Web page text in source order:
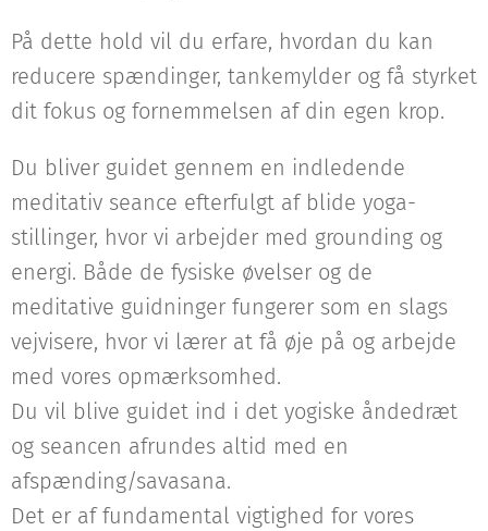
På dette hold vil du erfare, hvordan du kan
reducere spændinger, tankemylder og få styrket
dit fokus og fornemmelsen af din egen krop.
Du bliver guidet gennem en indledende
meditativ seance efterfulgt af blide yoga-
stillinger, hvor vi arbejder med grounding og
energi. Både de fysiske øvelser og de
meditative guidninger fungerer som en slags
vejvisere, hvor vi lærer at få øje på og arbejde
med vores opmærksomhed.
Du vil blive guidet ind i det yogiske åndedræt
og seancen afrundes altid med en
afspænding/savasana.
Det er af fundamental vigtighed for vores